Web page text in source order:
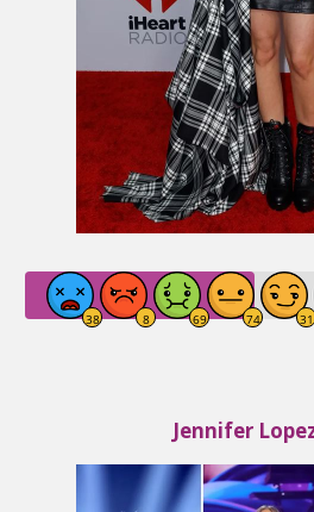
Jennifer